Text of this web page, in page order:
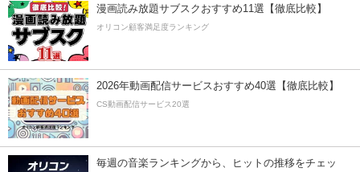
漫画読み放題サブスクおすすめ11選【徹底比較】
オリコン顧客満足度ランキング
2026年動画配信サービスおすすめ40選【徹底比較】
CS動画配信サービス20選
毎週の音楽ランキングから、ヒットの推移をチェッ